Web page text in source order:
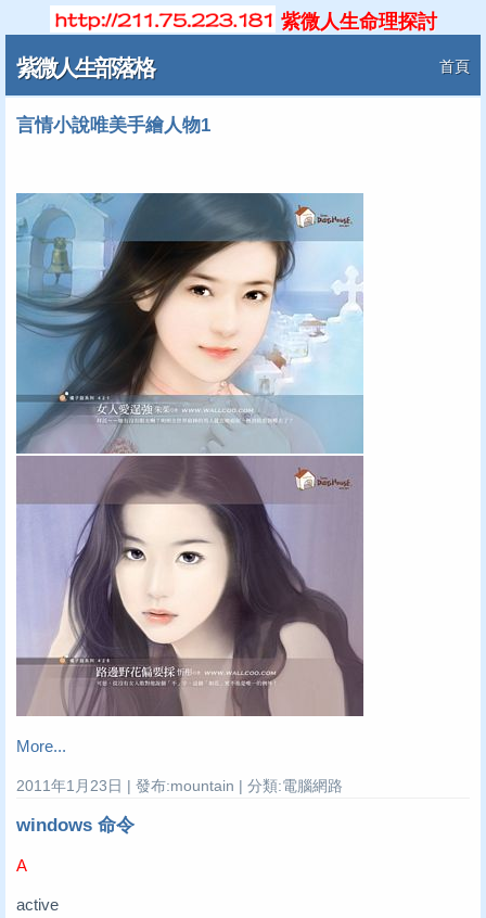
紫微人生命理探討
紫微人生部落格 首頁
言情小說唯美手繪人物1
More...
2011年1月23日 | 發布:mountain | 分類:電腦網路
windows 命令
A
active